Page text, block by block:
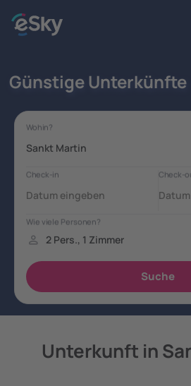
Günstige
Unterkunft in